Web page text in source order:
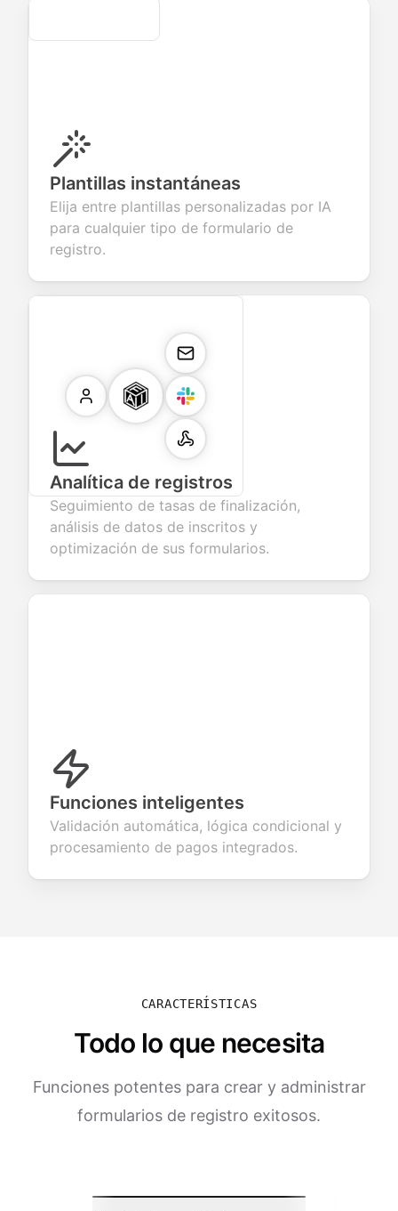
Secure
Plantillas instantáneas
Elija entre plantillas personalizadas por IA
para cualquier tipo de formulario de
registro.
Analítica de registros
Seguimiento de tasas de finalización,
análisis de datos de inscritos y
optimización de sus formularios.
Funciones inteligentes
Validación automática, lógica condicional y
procesamiento de pagos integrados.
CARACTERÍSTICAS
Todo lo que necesita
Funciones potentes para crear y administrar
formularios de registro exitosos.